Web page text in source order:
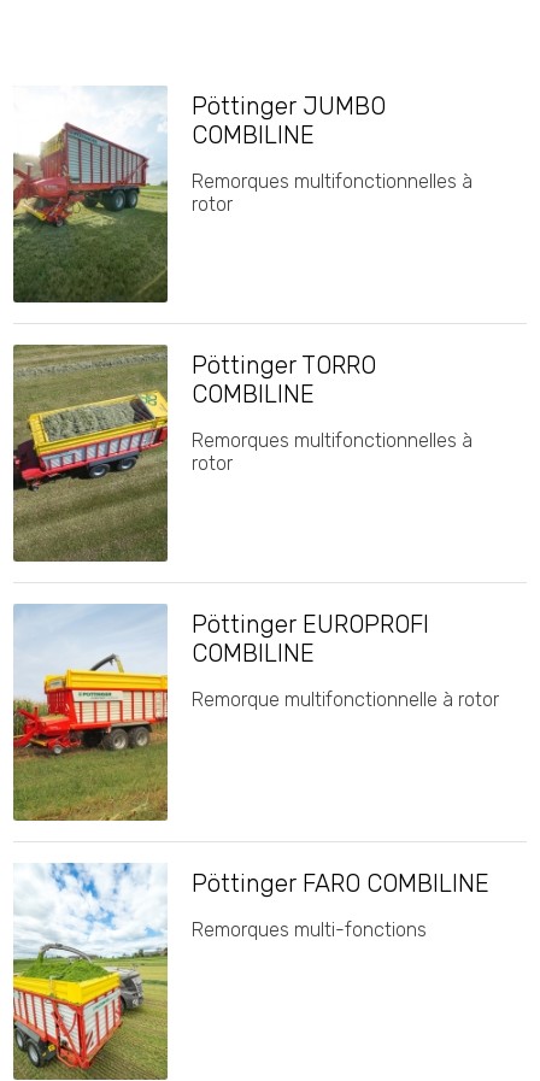
Pöttinger JUMBO
COMBILINE
Remorques multifonctionnelles à
rotor
Pöttinger TORRO
COMBILINE
Remorques multifonctionnelles à
rotor
Pöttinger EUROPROFI
COMBILINE
Remorque multifonctionnelle à rotor
Pöttinger FARO COMBILINE
Remorques multi-fonctions